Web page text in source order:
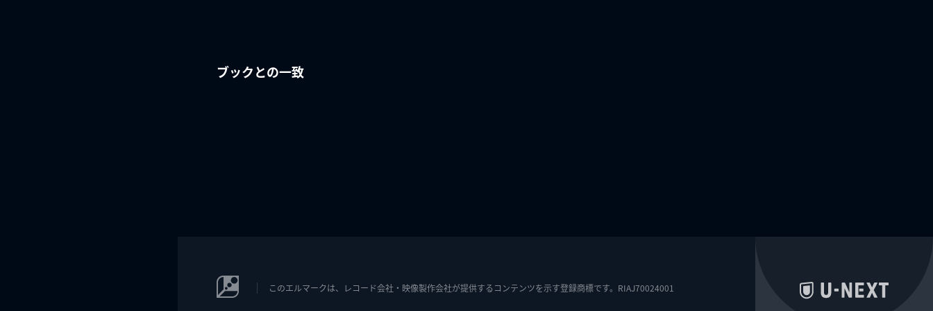
ブックとの一致
このエルマークは、レコード会社・映像製作会社が提供するコンテンツを示す登録商標です。RIAJ70024001